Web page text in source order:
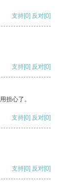
支持[0] 反对[0]
支持[0] 反对[0]
担心了。
支持[0] 反对[0]
支持[0] 反对[0]